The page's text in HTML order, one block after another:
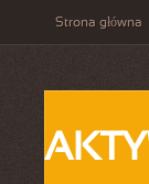
Strona główna